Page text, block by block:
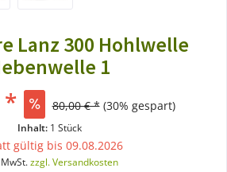
Lanz 300 Hohlwelle
1
* 80,00 € * (30% gespart)
Inhalt: 1 Stück
gültig bis 09.08.2026
zzgl. Versandkosten